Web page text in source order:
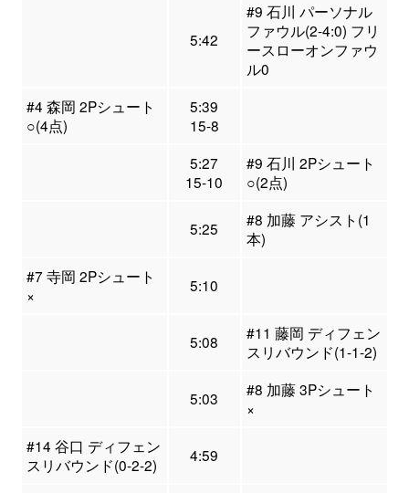
5:42
#9 石川 パーソナル
ファウル(2-4:0) フリ
ースローオンファウ
ル0
#4 森岡 2Pシュート
○(4点)
5:39
15-8
5:27
15-10
#9 石川 2Pシュート
○(2点)
5:25
#8 加藤 アシスト(1
本)
#7 寺岡 2Pシュート
×
5:10
5:08
#11 藤岡 ディフェン
スリバウンド(1-1-2)
5:03
#8 加藤 3Pシュート
×
#14 谷口 ディフェン
スリバウンド(0-2-2)
4:59